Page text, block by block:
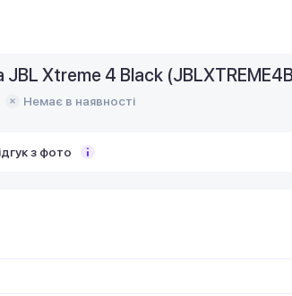
Xtreme 4 Black
Немає в наявності
з фото